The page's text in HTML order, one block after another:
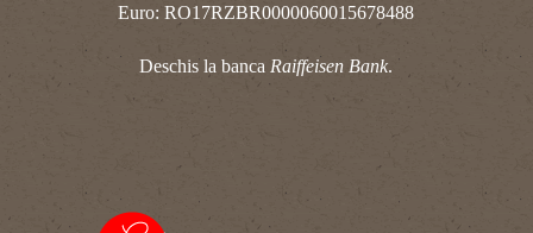
Euro: RO17RZBR0000060015678488
Deschis la banca Raiffeisen Bank.